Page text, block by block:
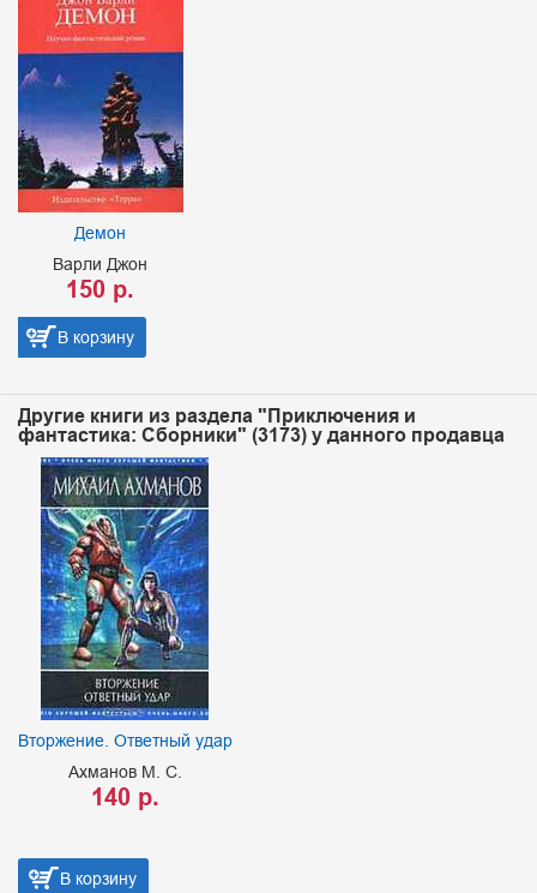
Демон
Варли Джон
150 р.
В корзину
Другие книги из раздела "Приключения и
фантастика: Сборники" (3173) у данного продавца
Вторжение. Ответный удар
Ахманов М. С.
140 р.
В корзину